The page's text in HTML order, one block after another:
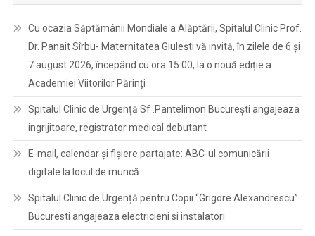
Cu ocazia Săptămânii Mondiale a Alăptării, Spitalul Clinic Prof.
Dr. Panait Sîrbu- Maternitatea Giulești vă invită, în zilele de 6 și
7 august 2026, începând cu ora 15:00, la o nouă ediție a
Academiei Viitorilor Părinți
Spitalul Clinic de Urgență Sf .Pantelimon București angajeaza
ingrijitoare, registrator medical debutant
E-mail, calendar şi fişiere partajate: ABC-ul comunicării
digitale la locul de muncă
Spitalul Clinic de Urgență pentru Copii “Grigore Alexandrescu”
Bucuresti angajeaza electricieni si instalatori